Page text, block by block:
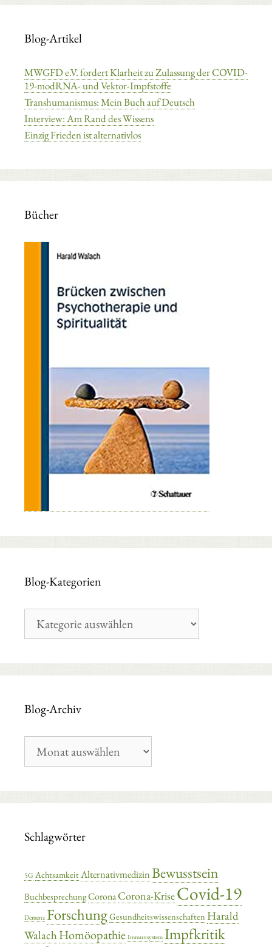
Blog-Artikel
MWGFD e.V. fordert Klarheit zu Zulassung der COVID-
19-modRNA- und Vektor-Impfstoffe
Transhumanismus: Mein Buch auf Deutsch
Interview: Am Rand des Wissens
Einzig Frieden ist alternativlos
Bücher
Blog-Kategorien
Kategorien
Blog-Archiv
Archiv
Schlagwörter
5G AchtsamkeitAlternativmedizinBewusstsein
BuchbesprechungCoronaCorona-KriseCovid-19
Demenz ForschungGesundheitswissenschaften Harald
Walach Homöopathie Immunsystem Impfkritik